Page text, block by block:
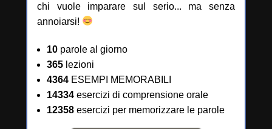
chi vuole imparare sul serio... ma senza
annoiarsi!
10 parole al giorno
365 lezioni
4364 ESEMPI MEMORABILI
14334 esercizi di comprensione orale
12358 esercizi per memorizzare le parole